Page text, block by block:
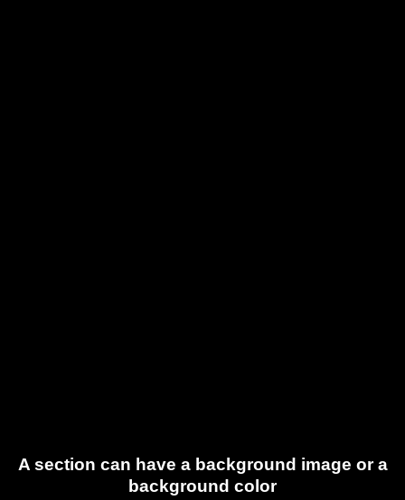
A section can have a background image or a
background color